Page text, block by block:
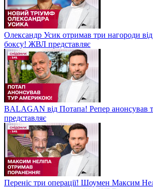
Олександр Усик отримав три нагороди від
боксу! ЖВЛ представляє
BALAGAN від Потапа! Репер
представляє
Переніс три операції! Шоумен Максим